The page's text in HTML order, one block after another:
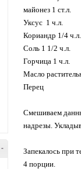
-
майонез 1 ст.л.
Уксус 1 ч.л.
Кориандр 1/4 ч.л.
Соль 1 1/2 ч.л.
Горчица 1 ч.л.
Масло
Перец
Смешиваем
надрезы.
Запекалось при
4 порции.